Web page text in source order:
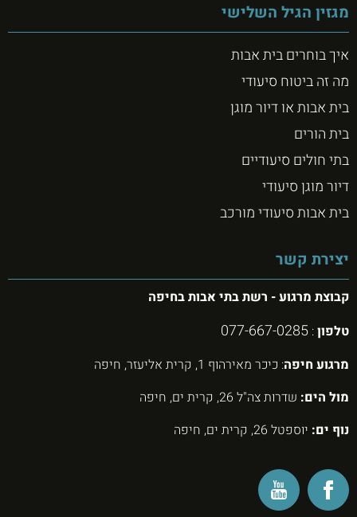
מגזין הגיל השלישי
איך בוחרים בית אבות
מה זה ביטוח סיעודי
בית אבות או דיור מוגן
בית הורים
בתי חולים סיעודיים
דיור מוגן סיעודי
בית אבות סיעודי מורכב
יצירת קשר
קבוצת מרגוע - רשת בתי אבות בחיפה
טלפון:
077-667-0285
מרגוע חיפה: כיכר מאירהוף 1, קרית אליעזר, חיפה
מול הים: שדרות צה"ל 26, קרית ים, חיפה
נוף ים: יוספטל 26, קרית ים, חיפה